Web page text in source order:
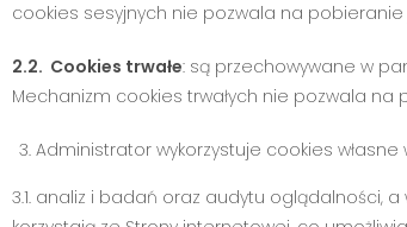
cookies sesyjnych nie pozwala na
2.2. Cookies trwałe: są przechowywane w
Mechanizm cookies trwałych nie pozwala
Administrator wykorzystuje cookies własne
3.1. analiz i badań oraz audytu oglądalności,